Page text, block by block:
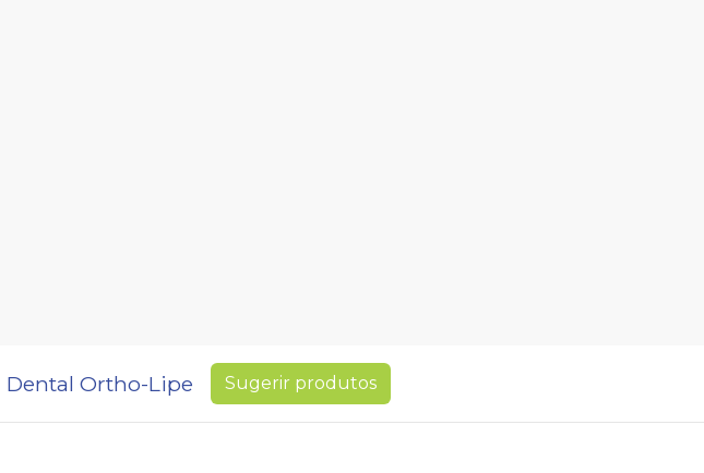
Dental Ortho-Lipe Sugerir produtos